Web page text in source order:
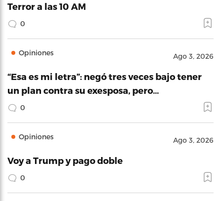
Terror a las 10 AM
0
Opiniones Ago 3, 2026
“Esa es mi letra”: negó tres veces bajo tener
un plan contra su exesposa, pero…
0
Opiniones Ago 3, 2026
Voy a Trump y pago doble
0